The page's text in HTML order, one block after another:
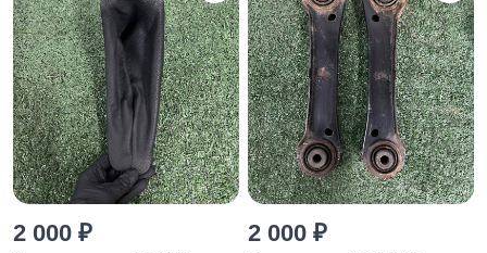
2 000 ₽ 2 000 ₽